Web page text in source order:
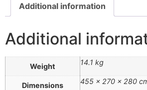
Additional information
Additional
Weight 14.1 kg
Dimensions 455 × 270 × 280